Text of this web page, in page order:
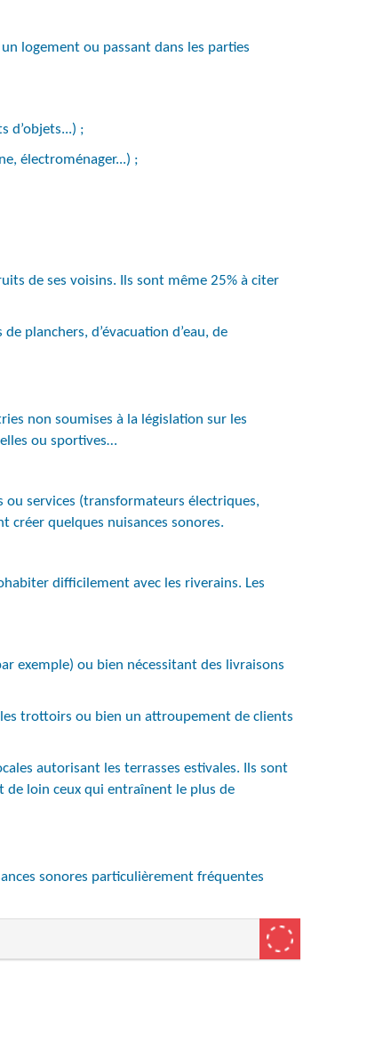
logement ou passant dans les parties
d’objets...) ;
électroménager...) ;
de ses voisins. Ils sont même 25% à citer
planchers, d’évacuation d’eau, de
non soumises à la législation sur les
ou sportives…
services (transformateurs électriques,
créer quelques nuisances sonores.
difficilement avec les riverains. Les
exemple) ou bien nécessitant des livraisons
trottoirs ou bien un attroupement de clients
autorisant les terrasses estivales. Ils sont
de loin ceux qui entraînent le plus de
sonores particulièrement fréquentes